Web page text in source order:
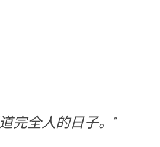
完全人的日子。”